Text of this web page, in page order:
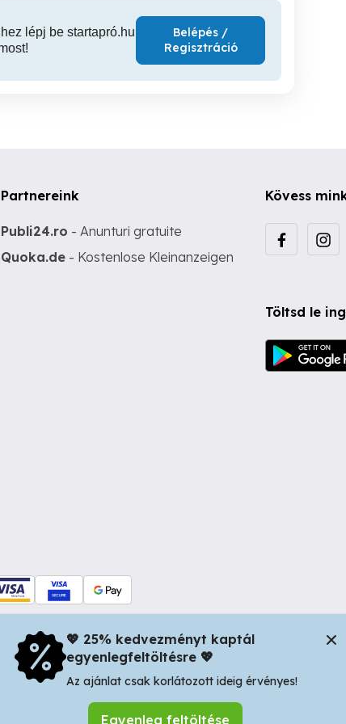
lépj be startapró.hu
Belépés /
Regisztráció
Partnereink
Publi24.ro - Anunturi gratuite
Quoka.de - Kostenlose Kleinanzeigen
Kövess
Töltsd le
nr 34, Oradea 410346, Romania | Tax ID: RO44483373 -
💖 25% kedvezményt kaptál
egyenlegfeltöltésre 💖
Az ajánlat csak korlátozott ideig érvényes!
Egyenleg feltöltése